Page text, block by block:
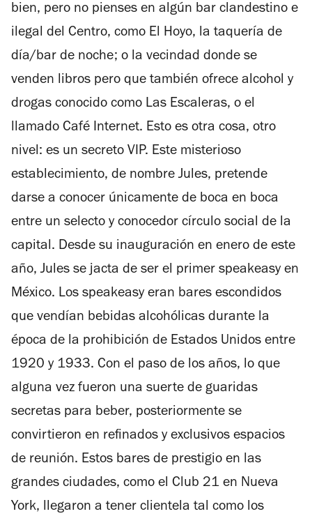
bien, pero no pienses en algún bar clandestino e
ilegal del Centro, como El Hoyo, la taquería de
día/bar de noche; o la vecindad donde se
venden libros pero que también ofrece alcohol y
drogas conocido como Las Escaleras, o el
llamado Café Internet. Esto es otra cosa, otro
nivel: es un secreto VIP. Este misterioso
establecimiento, de nombre Jules, pretende
darse a conocer únicamente de boca en boca
entre un selecto y conocedor círculo social de la
capital. Desde su inauguración en enero de este
año, Jules se jacta de ser el primer speakeasy en
México. Los speakeasy eran bares escondidos
que vendían bebidas alcohólicas durante la
época de la prohibición de Estados Unidos entre
1920 y 1933. Con el paso de los años, lo que
alguna vez fueron una suerte de guaridas
secretas para beber, posteriormente se
convirtieron en refinados y exclusivos espacios
de reunión. Estos bares de prestigio en las
grandes ciudades, como el Club 21 en Nueva
York, llegaron a tener clientela tal como los